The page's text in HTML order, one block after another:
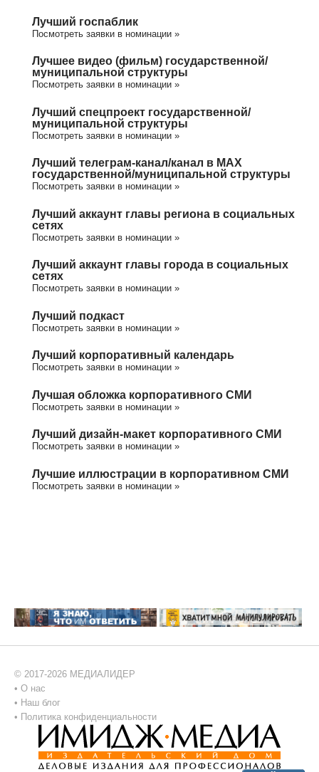
Лучший госпаблик
Посмотреть заявки в номинации »
Лучшее видео (фильм) государственной/
муниципальной структуры
Посмотреть заявки в номинации »
Лучший спецпроект государственной/
муниципальной структуры
Посмотреть заявки в номинации »
Лучший телеграм-канал/канал в МАХ
государственной/муниципальной структуры
Посмотреть заявки в номинации »
Лучший аккаунт главы региона в социальных
сетях
Посмотреть заявки в номинации »
Лучший аккаунт главы города в социальных
сетях
Посмотреть заявки в номинации »
Лучший подкаст
Посмотреть заявки в номинации »
Лучший корпоративный календарь
Посмотреть заявки в номинации »
Лучшая обложка корпоративного СМИ
Посмотреть заявки в номинации »
Лучший дизайн-макет корпоративного СМИ
Посмотреть заявки в номинации »
Лучшие иллюстрации в корпоративном СМИ
Посмотреть заявки в номинации »
© 2017-2026 МЕДИАЛИДЕР
• О нас
• Наш блог
• Политика конфиденциальности